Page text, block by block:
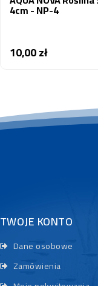
4cm - NP-4
10,00 złCena
TWOJE KONTO
Dane osobowe
Zamówienia